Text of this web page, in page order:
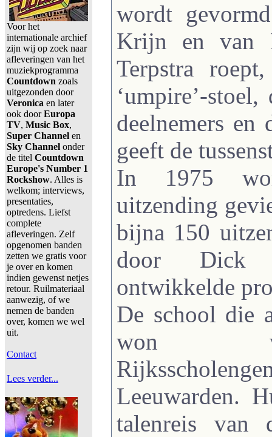
Voor het
internationale archief
zijn wij op zoek naar
afleveringen van het
muziekprogramma
Countdown zoals
uitgezonden door
Veronica en later
ook doorEuropa
TV, Music Box,
Super Channel en
Sky Channel onder
de titel Countdown
Europe's Number 1
Rockshow. Alles is
welkom; interviews,
presentaties,
optredens. Liefst
complete
afleveringen. Zelf
opgenomen banden
zetten we gratis voor
je over en komen
indien gewenst netjes
retour. Ruilmateriaal
aanwezig, of we
nemen de banden
over, komen we wel
uit.
Contact
Lees verder...
wordt
Krijn en van
Terpstra
‘umpire’-
deelnemers en
geeft de
In 1975
uitzending
bijna 150
door Dick
ontwikkelde
De school die
won
Leeuwarden.
talenreis van